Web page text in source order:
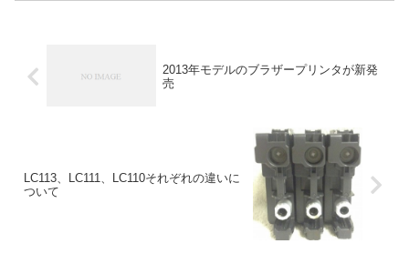
2013年モデルのブラザープリンタが新発
売
LC113、LC111、LC110それぞれの違いに
ついて